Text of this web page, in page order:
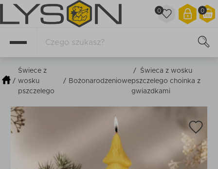
0
0
/
Świece z
wosku
pszczelego
/ Bożonarodzeniowe
/ Świeca z wosku
pszczelego choinka z
gwiazdkami